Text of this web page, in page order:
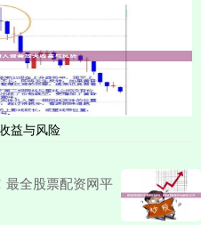
益与风险
最全股票配资网平